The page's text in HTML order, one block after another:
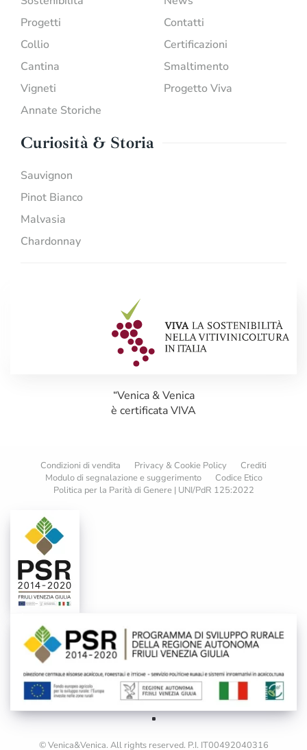
Progetti
Collio
Cantina
Vigneti
Annate Storiche
Contatti
Certificazioni
Smaltimento
Progetto Viva
Curiosità & Storia
Sauvignon
Pinot Bianco
Malvasia
Chardonnay
“Venica & Venica
è certificata VIVA
Condizioni di vendita Privacy & Cookie Policy
Crediti
Modulo di segnalazione e suggerimento
Codice Etico
Politica per la Parità di Genere | UNI/PdR 125:2022
© Venica&Venica. All rights reserved. P.I. IT00492040316